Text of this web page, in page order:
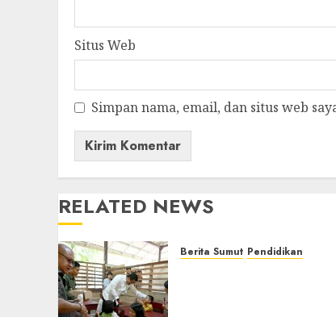
Situs Web
Simpan nama, email, dan situs web
RELATED NEWS
Berita Sumut Pendidikan